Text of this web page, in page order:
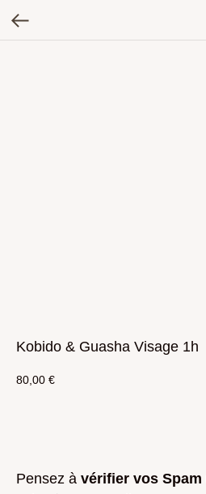
Kobido & Guasha Visage 1h
80,00 €
Pensez à vérifier vos Spam